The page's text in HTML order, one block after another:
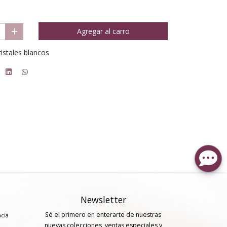
Agregar al carro
blancos
Newsletter
Sé el primero en enterarte de nuestras
nuevas colecciones, ventas especiales y